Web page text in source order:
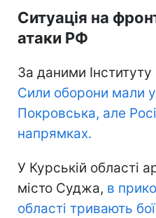
Ситуація на
атаки РФ
За даними
Сили оборони мали
Покровська, але
напрямках.
У Курській області
місто Суджа, в
області тривають